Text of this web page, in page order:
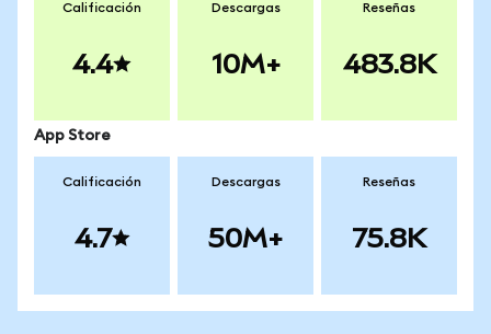
Calificación
4.4
Descargas
10M+
Reseñas
483.8K
App Store
Calificación
4.7
Descargas
50M+
Reseñas
75.8K